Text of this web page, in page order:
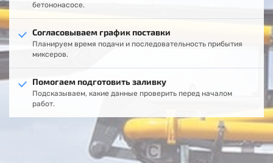
бетононасосе.
Согласовываем график поставки
Планируем время подачи и последовательность прибытия
миксеров.
Помогаем подготовить заливку
Подсказываем, какие данные проверить перед началом
работ.